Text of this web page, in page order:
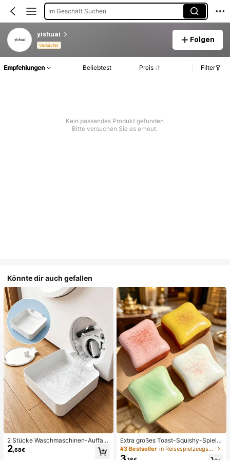
Im Geschäft Suchen
yishuai
Verkäufer
Folgen
Empfehlungen Beliebtest Preis Filter
Kein passendes Produkt gefunden
Bitte versuchen Sie es erneut.
Könnte dir auch gefallen
2 Stücke Waschmaschinen-Auffan
gwanne Tropfschale, wasserdichte
Bodenschutzmatte für Waschraum,
2 ,68€
Extra großes Toast-Squishy-Spielz
eug, superweiches Buttertoast-Stre
ssabbau-Drückspielzeug, erhältlich
#3 Bestseller in Reisespielzeugset Quetschspielzeug für Teenager